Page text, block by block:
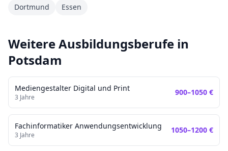
Dortmund
Essen
Weitere Ausbildungsberufe in
Potsdam
Mediengestalter Digital und Print
3 Jahre
900–1050 €
Fachinformatiker Anwendungsentwicklung
3 Jahre
1050–1200 €